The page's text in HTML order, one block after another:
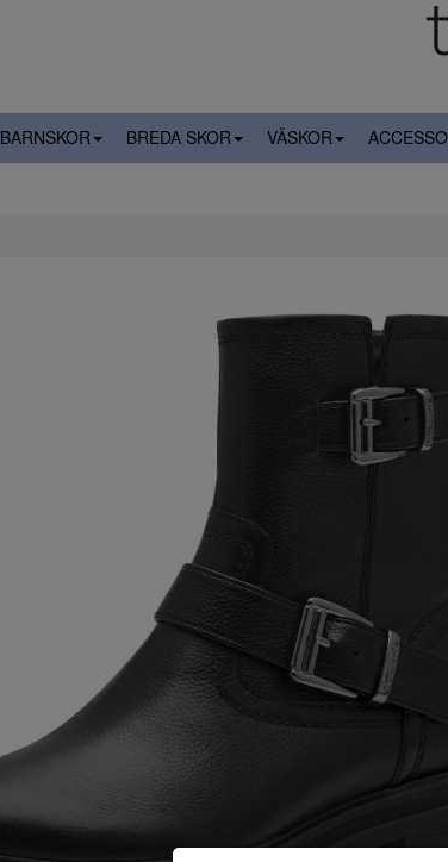
BARNSKOR BREDA SKOR VÄSKOR